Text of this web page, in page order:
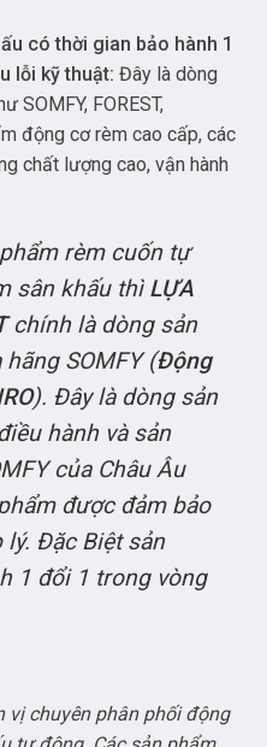
có thời gian bảo hành 1
lỗi kỹ thuật: Đây là dòng
SOMFY, FOREST,
động cơ rèm cao cấp, các
chất lượng cao, vận hành
rèm cuốn tự
sân khấu thì LỰA
chính là dòng sản
SOMFY (Động
). Đây là dòng sản
hành và sản
của Châu Âu
được đảm bảo
Đặc Biệt sản
1 đổi 1 trong vòng
vị chuyên phân phối động